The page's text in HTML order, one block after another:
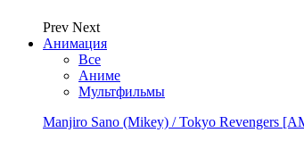
Prev Next
Анимация
Все
Аниме
Мультфильмы
Manjiro Sano (Mikey) / Tokyo Revengers